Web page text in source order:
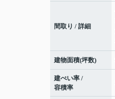
間取り / 詳細
建物面積(坪数)
建ぺい率 /
容積率